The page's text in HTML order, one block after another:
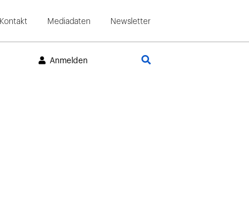
Kontakt Mediadaten Newsletter
Anmelden